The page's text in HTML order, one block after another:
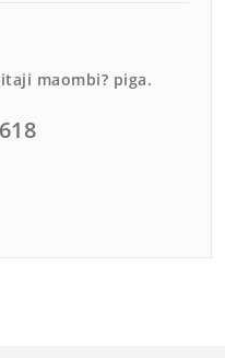
maombi? piga.